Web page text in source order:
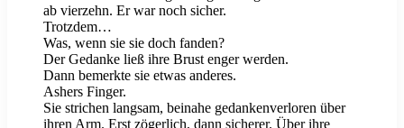
ab vierzehn. Er war noch sicher.
Trotzdem…
Was, wenn sie sie doch fanden?
Der Gedanke ließ ihre Brust enger werden.
Dann bemerkte sie etwas anderes.
Ashers Finger.
Sie strichen langsam, beinahe gedankenverloren über
ihren Arm. Erst zögerlich, dann sicherer. Über ihre